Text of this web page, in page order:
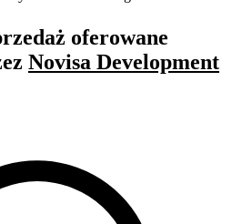
oferowane
Novisa Development